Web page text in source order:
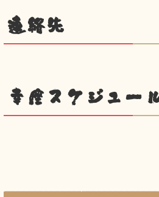
連絡先
幸座スケジュー